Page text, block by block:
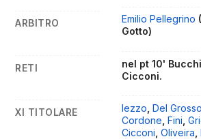
ARBITRO Emilio Pellegrino
Gotto)
RETI
nel pt 10'
Cicconi.
XI TITOLARE Iezzo ,Del Grosso
Cordone ,Fini ,
Cicconi ,Oliveira ,